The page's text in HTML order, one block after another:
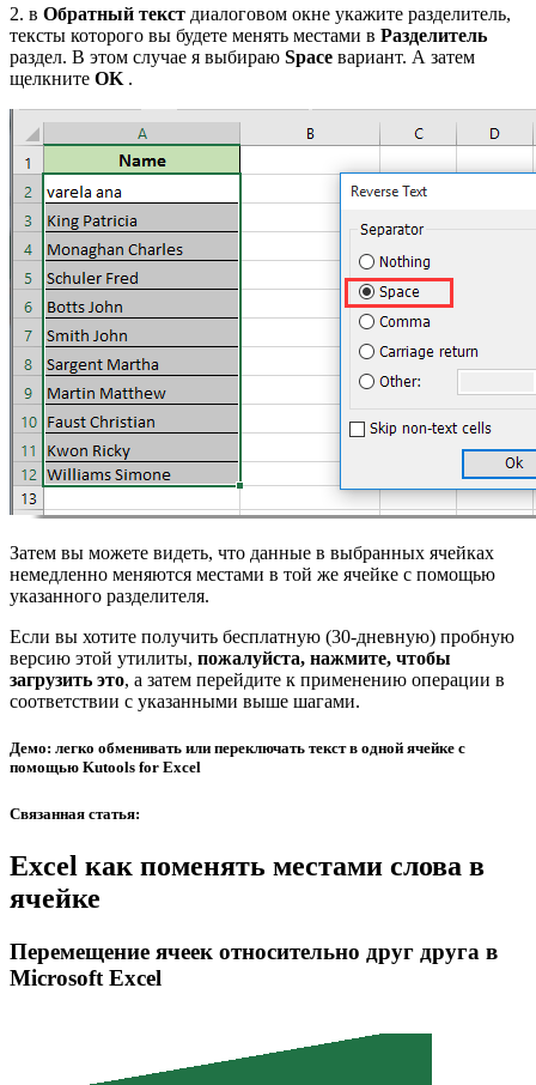
2. в Обратный текст диалоговом окне укажите разделитель,
тексты которого вы будете менять местами в Разделитель
раздел. В этом случае я выбираю Space вариант. А затем
щелкните OK .
Затем вы можете видеть, что данные в выбранных ячейках
немедленно меняются местами в той же ячейке с помощью
указанного разделителя.
Если вы хотите получить бесплатную (30-дневную) пробную
версию этой утилиты, пожалуйста, нажмите, чтобы
загрузить это, а затем перейдите к применению операции в
соответствии с указанными выше шагами.
Демо: легко обменивать или переключать текст в одной ячейке с
помощью Kutools for Excel
Связанная статья:
Excel как поменять местами слова в
ячейке
Перемещение ячеек относительно друг друга в
Microsoft Excel